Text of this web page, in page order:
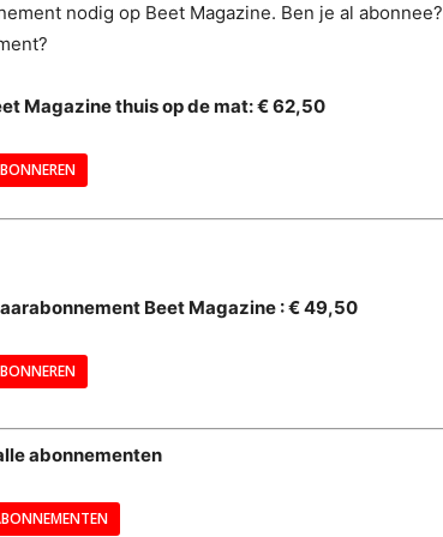
nodig op Beet Magazine. Ben je al abonnee?
Magazine thuis op de mat: € 62,50
Beet Magazine : € 49,50
abonnementen